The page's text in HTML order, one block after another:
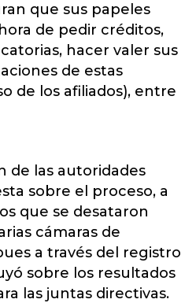
que sus papeles
de pedir créditos,
hacer valer sus
de estas
de los afiliados), entre
de las autoridades
sobre el proceso, a
que se desataron
cámaras de
a través del registro
sobre los resultados
las juntas directivas.